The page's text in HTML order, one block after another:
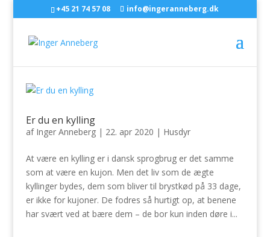
+45 21 74 57 08 info@ingeranneberg.dk
Er du en kylling
af Inger Anneberg| 22. apr 2020 | Husdyr
At være en kylling er i dansk sprogbrug er det samme
som at være en kujon. Men det liv som de ægte
kyllinger bydes, dem som bliver til brystkød på 33 dage,
er ikke for kujoner. De fodres så hurtigt op, at benene
har svært ved at bære dem – de bor kun inden døre i...